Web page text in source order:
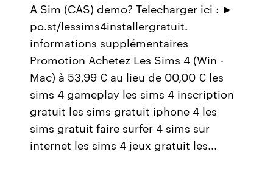
A Sim (CAS) demo? Telecharger ici : ►
po.st/lessims4installergratuit.
informations supplémentaires
Promotion Achetez Les Sims 4 (Win -
Mac) à 53,99 € au lieu de 00,00 € les
sims 4 gameplay les sims 4 inscription
gratuit les sims gratuit iphone 4 les
sims gratuit faire surfer 4 sims sur
internet les sims 4 jeux gratuit les...